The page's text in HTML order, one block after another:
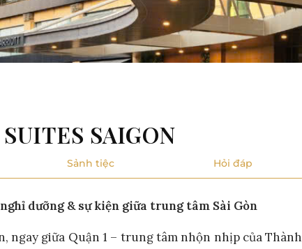
SAIGON
Sảnh tiệc Hỏi đáp
dưỡng & sự kiện giữa trung tâm Sài Gòn
ngay giữa Quận 1 – trung tâm nhộn nhịp của Thành